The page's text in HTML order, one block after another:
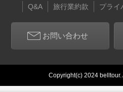
Q&A 旅行業約款 プライ
お問い合わせ
Copyright(c) 2024